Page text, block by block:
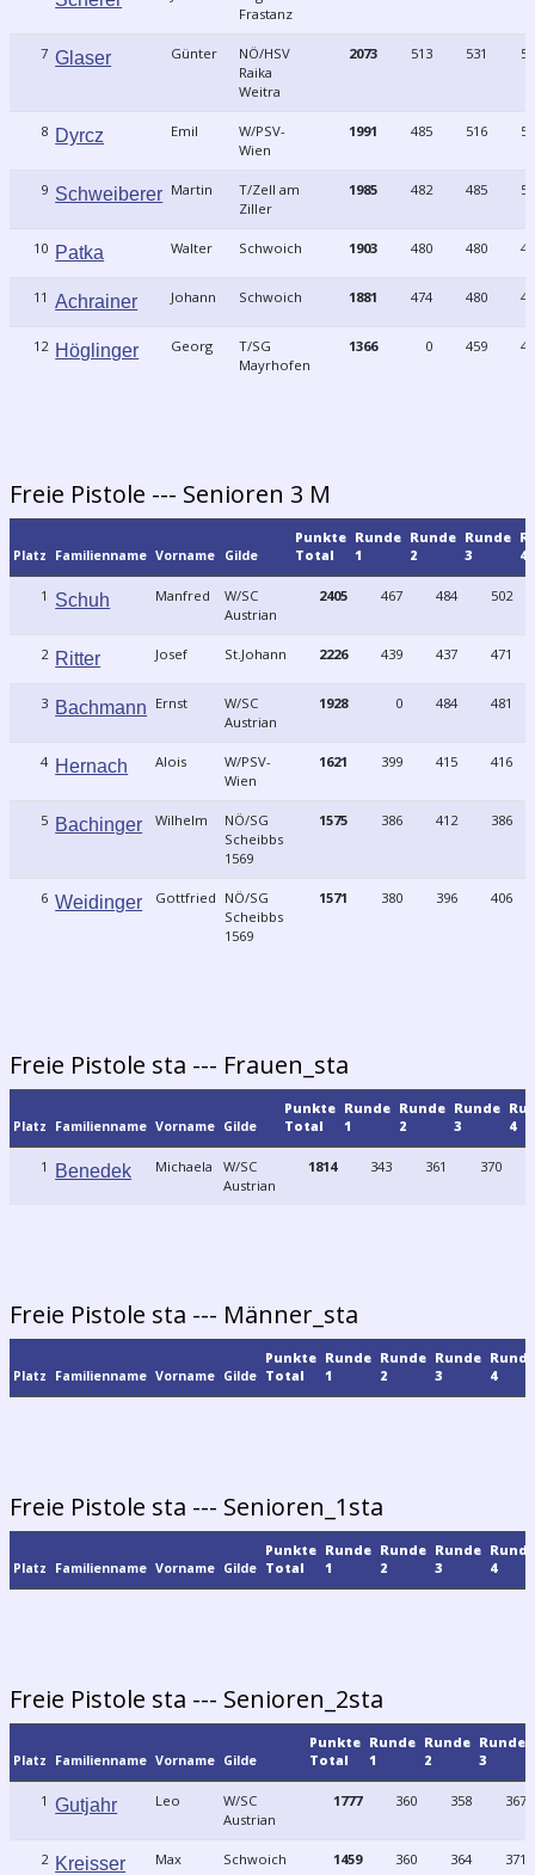
Frastanz
7 Glaser Günter
NÖ/HSV
Raika
Weitra
2073 513 531
8 Dyrcz Emil
W/PSV-
Wien
1991 485 516
9 Schweiberer Martin
T/Zell am
Ziller
1985 482 485
10 Patka Walter Schwoich 1903 480 480
11 Achrainer Johann Schwoich 1881 474 480
12 Höglinger Georg
T/SG
Mayrhofen
1366 0 459
Freie Pistole --- Senioren 3 M
Platz Familienname Vorname Gilde
Punkte
Total
Runde
1
Runde
2
Runde
3
4
1 Schuh Manfred
W/SC
Austrian
2405 467 484 502
2 Ritter Josef St.Johann 2226 439 437 471
3 Bachmann Ernst
W/SC
Austrian
1928 0 484 481
4 Hernach Alois
W/PSV-
Wien
1621 399 415 416
5 Bachinger Wilhelm
NÖ/SG
Scheibbs
1569
1575 386 412 386
6 Weidinger Gottfried NÖ/SG
Scheibbs
1569
1571 380 396 406
Freie Pistole sta --- Frauen_sta
Platz Familienname Vorname Gilde
Punkte
Total
Runde
1
Runde
2
Runde
3
4
1 Benedek Michaela
W/SC
Austrian
1814 343 361 370
Freie Pistole sta --- Männer_sta
Platz Familienname Vorname Gilde
Punkte
Total
Runde
1
Runde
2
Runde
3
4
Freie Pistole sta --- Senioren_1sta
Platz Familienname Vorname Gilde
Punkte
Total
Runde
1
Runde
2
Runde
3
4
Freie Pistole sta --- Senioren_2sta
Platz Familienname Vorname Gilde
Punkte
Total
Runde
1
Runde
2
Runde
3
1 Gutjahr Leo
W/SC
Austrian
1777 360 358 367
2 Kreisser Max Schwoich 1459 360 364 371